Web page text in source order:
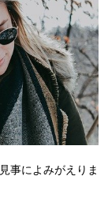
事によみがえりま